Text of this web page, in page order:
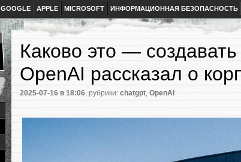
GOOGLE APPLE MICROSOFT ИНФОРМАЦИОННАЯ БЕЗОПАСНОСТЬ
Каково это —
OpenAI рассказал о
2025-07-16 в 18:06, рубрики: chatgpt, OpenAI